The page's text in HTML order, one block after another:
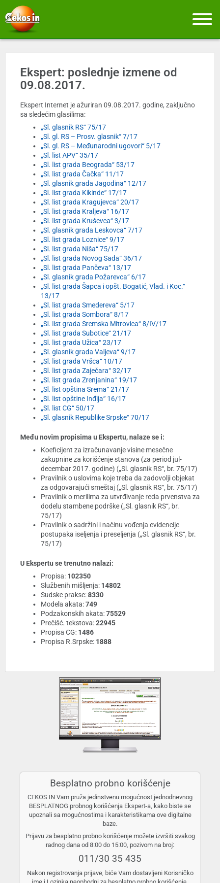
Ekspert: poslednje izmene od
09.08.2017.
Ekspert Internet je ažuriran 09.08.2017. godine, zaključno
sa sledećim glasilima:
„Sl. glasnik RS“ 75/17
„Sl. gl. RS – Prosv. glasnik“ 7/17
„Sl. gl. RS – Međunarodni ugovori“ 5/17
„Sl. list APV“ 35/17
„Sl. list grada Beograda“ 53/17
„Sl. list grada Čačka“ 11/17
„Sl. glasnik grada Jagodina“ 12/17
„Sl. list grada Kikinde“ 17/17
„Sl. list grada Kragujevca“ 20/17
„Sl. list grada Kraljeva“ 16/17
„Sl. list grada Kruševca“ 3/17
„Sl. glasnik grada Leskovca“ 7/17
„Sl. list grada Loznice“ 9/17
„Sl. list grada Niša“ 75/17
„Sl. list grada Novog Sada“ 36/17
„Sl. list grada Pančeva“ 13/17
„Sl. glasnik grada Požarevca“ 6/17
„Sl. list grada Šapca i opšt. Bogatić, Vlad. i Koc.“
13/17
„Sl. list grada Smedereva“ 5/17
„Sl. list grada Sombora“ 8/17
„Sl. list grada Sremska Mitrovica“ 8/IV/17
„Sl. list grada Subotice“ 21/17
„Sl. list grada Užica“ 23/17
„Sl. glasnik grada Valjeva“ 9/17
„Sl. list grada Vršca“ 10/17
„Sl. list grada Zaječara“ 32/17
„Sl. list grada Zrenjanina“ 19/17
„Sl. list opština Srema“ 21/17
„Sl. list opštine Inđija“ 16/17
„Sl. list CG“ 50/17
„Sl. glasnik Republike Srpske“ 70/17
Među novim propisima u Ekspertu, nalaze se i:
Koeficijent za izračunavanje visine mesečne
zakupnine za korišćenje stanova (za period jul-
decembar 2017. godine) („Sl. glasnik RS“, br. 75/17)
Pravilnik o uslovima koje treba da zadovolji objekat
za odgovarajući smeštaj („Sl. glasnik RS“, br. 75/17)
Pravilnik o merilima za utvrđivanje reda prvenstva za
dodelu stambene podrške („Sl. glasnik RS“, br.
75/17)
Pravilnik o sadržini i načinu vođenja evidencije
postupaka iseljenja i preseljenja („Sl. glasnik RS“, br.
75/17)
U Ekspertu se trenutno nalazi:
Propisa: 102350
Službenih mišljenja: 14802
Sudske prakse:8330
Modela akata:749
Podzakonskih akata:75529
Prečišć. tekstova:22945
Propisa CG: 1486
Propisa R.Srpske: 1888
Besplatno probno korišćenje
CEKOS IN Vam pruža jedinstvenu mogućnost jednodnevnog
BESPLATNOG probnog korišćenja Ekspert-a, kako biste se
upoznali sa mogućnostima i karakteristikama ove digitalne
baze.
Prijavu za besplatno probno korišćenje možete izvršiti svakog
radnog dana od 8:00 do 15:00, pozivom na broj:
011/30 35 435
Nakon registrovanja prijave, biće Vam dostavljeni Korisničko